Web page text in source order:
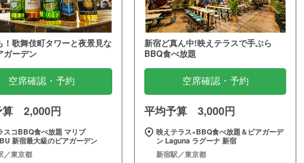
！歌舞伎町タワーと夜景見な
ガーデン
空席確認・予約
算 2,000円
スコBBQ食べ放題 マリブ
新宿最大級のビアガーデン
／東京都
新宿ど真ん中!映えテラスで手ぶら
BBQ食べ放題
空席確認・予約
平均予算 3,000円
映えテラス×BBQ食べ放題＆ビアガーデ
ン Laguna ラグーナ 新宿
新宿駅／東京都